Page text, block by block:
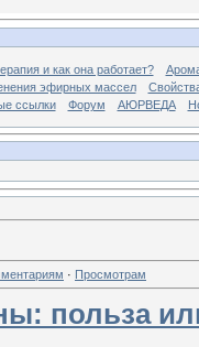
и как она работает?
эфирных массел
ссылки
Форум АЮРВЕДА
· Просмотрам
польза